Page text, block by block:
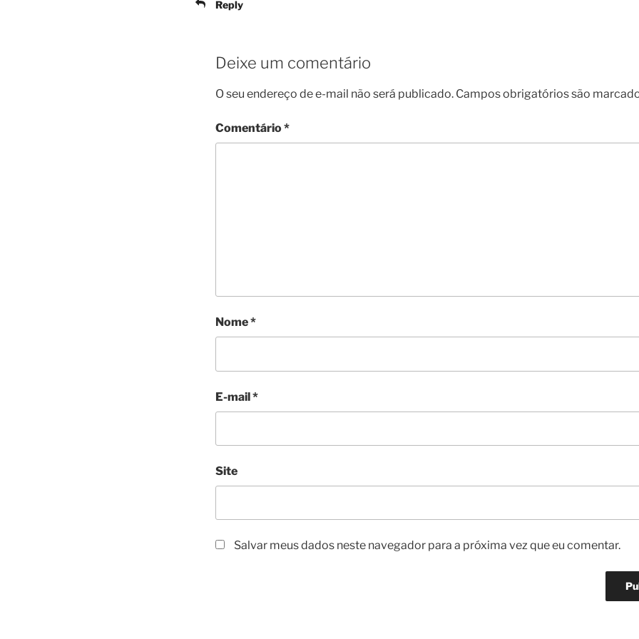
Reply
Deixe um comentário
O seu endereço de e-mail não será publicado. Campos obrigatórios são
Comentário*
Nome*
E-mail*
Site
Salvar meus dados neste navegador para a próxima vez que eu comentar.